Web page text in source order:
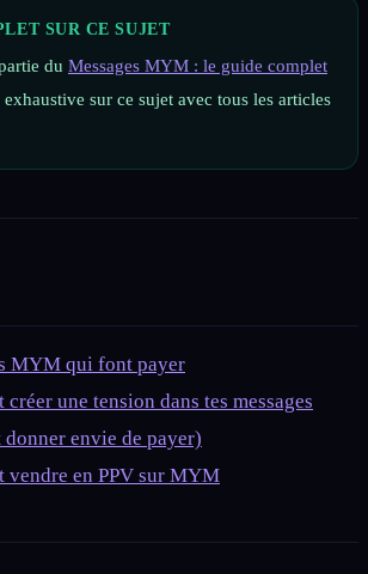
SUR CE SUJET
du Messages MYM : le guide complet
sur ce sujet avec tous les articles
MYM qui font payer
créer une tension dans tes messages
envie de payer)
vendre en PPV sur MYM